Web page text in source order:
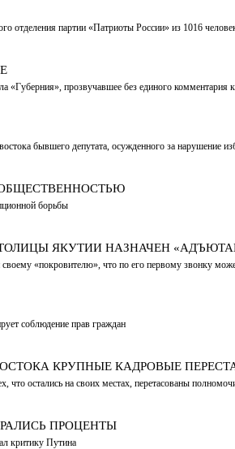
отделения партии «Патриоты России» из 1016
«Губерния», прозвучавшее без единого
бывшего депутата, осужденного за нарушение
борьбы
ЯКУТИИ НАЗНАЧЕН
«покровителю», что по его первому звонку
соблюдение прав граждан
КРУПНЫЕ КАДРОВЫЕ
остались на своих местах, перетасованы
ПРОЦЕНТЫ
критику Путина